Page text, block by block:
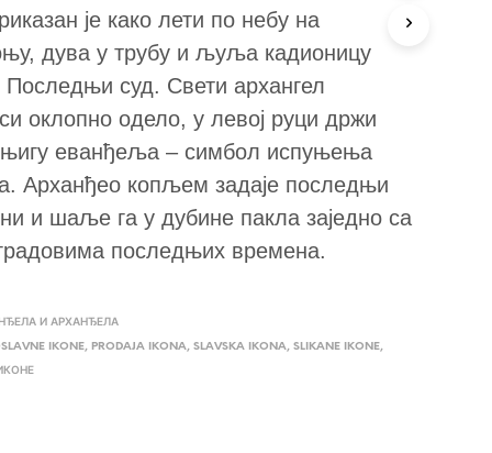
је како лети по небу на
дува у трубу и љуља кадионицу
Последњи суд. Свети архангел
оклопно одело, у левој руци држи
еванђеља – симбол испуњења
Арханђео копљем задаје последњи
и шаље га у дубине пакла заједно са
последњих времена.
И АРХАНЂЕЛА
IKONE, PRODAJA IKONA, SLAVSKA IKONA, SLIKANE IKONE,